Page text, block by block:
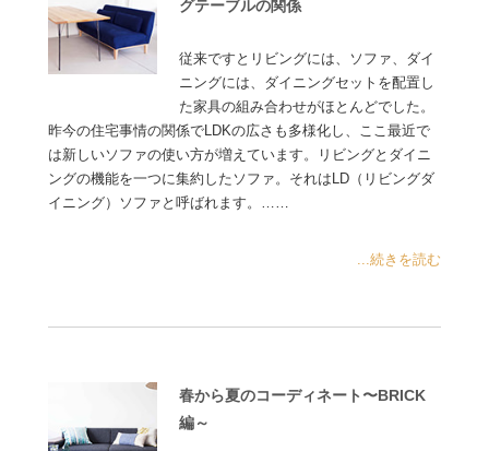
グテーブルの関係
従来ですとリビングには、ソファ、ダイ
ニングには、ダイニングセットを配置し
た家具の組み合わせがほとんどでした。
昨今の住宅事情の関係でLDKの広さも多様化し、ここ最近で
は新しいソファの使い方が増えています。リビングとダイニ
ングの機能を一つに集約したソファ。それはLD（リビングダ
イニング）ソファと呼ばれます。……
...続きを読む
春から夏のコーディネート〜BRICK
編～